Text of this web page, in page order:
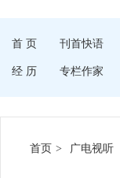
首 页 刊首快语
经 历 专栏作家
首页 > 广电视听